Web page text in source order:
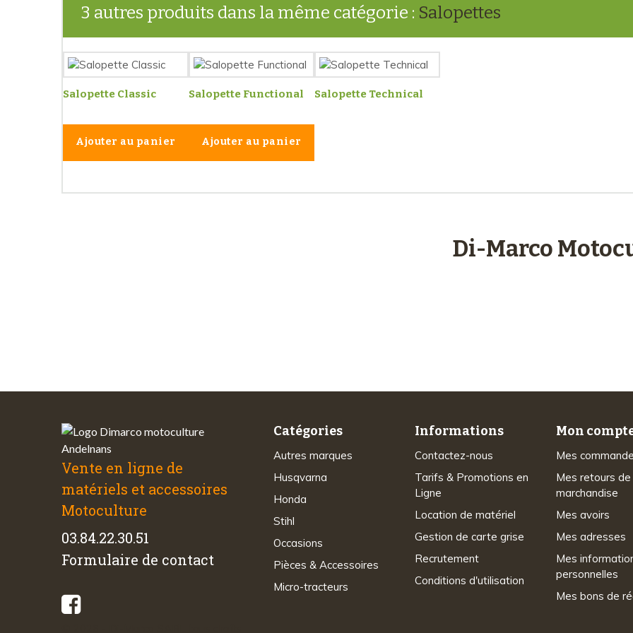
3 autres produits dans la même catégorie : Salopettes
Salopette Classic
Ajouter au panier
Salopette Functional
Ajouter au panier
Salopette Technical
Di-Marco
Vente en ligne de
matériels et accessoires
Motoculture
03.84.22.30.51
Formulaire de contact
Catégories
Autres marques
Husqvarna
Honda
Stihl
Occasions
Pièces & Accessoires
Micro-tracteurs
Informations
Contactez-nous
Tarifs & Promotions en
Ligne
Location de matériel
Gestion de carte grise
Recrutement
Conditions d'utilisation
Mon
Mes
Mes retours de
marchandise
Mes avoirs
Mes adresses
Mes
personnelles
Mes bons de